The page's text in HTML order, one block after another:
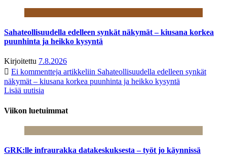
Sahateollisuudella edelleen synkät näkymät – kiusana korkea
puunhinta ja heikko kysyntä
Kirjoitettu 7.8.2026
Ei kommentteja artikkeliin Sahateollisuudella edelleen synkät
näkymät – kiusana korkea puunhinta ja heikko kysyntä
Lisää uutisia
Viikon luetuimmat
GRK:lle infraurakka datakeskuksesta – työt jo käynnissä